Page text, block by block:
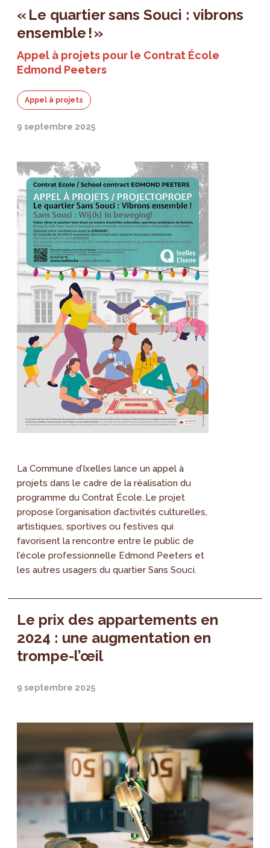
« Le quartier sans Souci : vibrons
ensemble ! »
Appel à projets pour le Contrat École
Edmond Peeters
Appel à projets
9 septembre 2025
La Commune d’Ixelles lance un appel à
projets dans le cadre de la réalisation du
programme du Contrat École. Le projet
propose l’organisation d’activités culturelles,
artistiques, sportives ou festives qui
favorisent la rencontre entre le public de
l’école professionnelle Edmond Peeters et
les autres usagers du quartier Sans Souci.
Le prix des appartements en
2024 : une augmentation en
trompe-l’œil
9 septembre 2025